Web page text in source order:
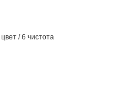
/ 6 чистота